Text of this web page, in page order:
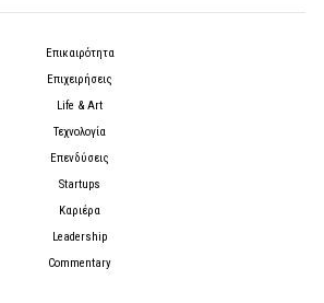
Επικαιρότητα
Επιχειρήσεις
Life & Art
Τεχνολογία
Επενδύσεις
Startups
Καριέρα
Leadership
Commentary